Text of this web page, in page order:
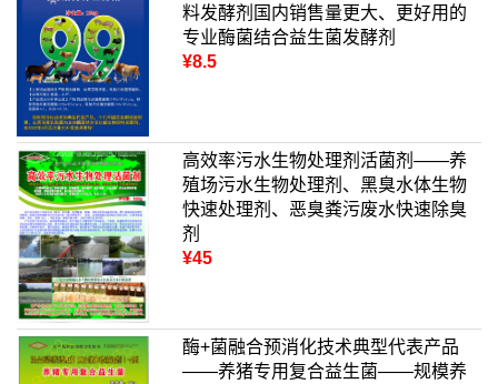
料发酵剂国内销售量更大、更好用的
专业酶菌结合益生菌发酵剂
¥8.5
高效率污水生物处理剂活菌剂——养
殖场污水生物处理剂、黑臭水体生物
快速处理剂、恶臭粪污废水快速除臭
剂
¥45
酶+菌融合预消化技术典型代表产品
——养猪专用复合益生菌——规模养